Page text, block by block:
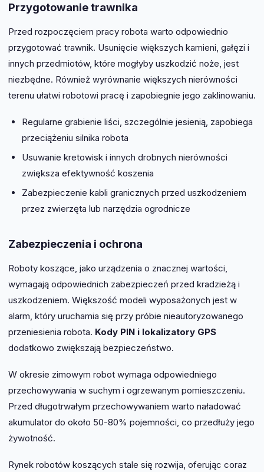
Przygotowanie trawnika
Przed rozpoczęciem pracy robota warto odpowiednio
przygotować trawnik. Usunięcie większych kamieni, gałęzi i
innych przedmiotów, które mogłyby uszkodzić noże, jest
niezbędne. Również wyrównanie większych nierówności
terenu ułatwi robotowi pracę i zapobiegnie jego zaklinowaniu.
Regularne grabienie liści, szczególnie jesienią, zapobiega
przeciążeniu silnika robota
Usuwanie kretowisk i innych drobnych nierówności
zwiększa efektywność koszenia
Zabezpieczenie kabli granicznych przed uszkodzeniem
przez zwierzęta lub narzędzia ogrodnicze
Zabezpieczenia i ochrona
Roboty koszące, jako urządzenia o znacznej wartości,
wymagają odpowiednich zabezpieczeń przed kradzieżą i
uszkodzeniem. Większość modeli wyposażonych jest w
alarm, który uruchamia się przy próbie nieautoryzowanego
przeniesienia robota. Kody PIN i lokalizatory GPS
dodatkowo zwiększają bezpieczeństwo.
W okresie zimowym robot wymaga odpowiedniego
przechowywania w suchym i ogrzewanym pomieszczeniu.
Przed długotrwałym przechowywaniem warto naładować
akumulator do około 50-80% pojemności, co przedłuży jego
żywotność.
Rynek robotów koszących stale się rozwija, oferując coraz